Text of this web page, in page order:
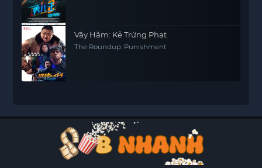
Vây Hãm: Kẻ Trừng Phạt
The Roundup: Punishment